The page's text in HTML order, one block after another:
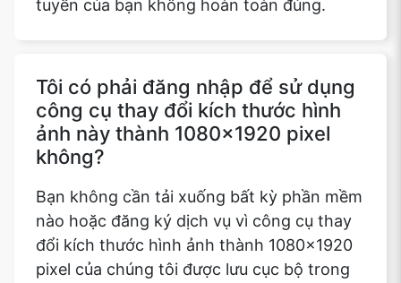
tuyến của bạn không hoàn toàn đúng.
Tôi có phải đăng nhập để sử dụng
công cụ thay đổi kích thước hình
ảnh này thành 1080x1920 pixel
không?
Bạn không cần tải xuống bất kỳ phần mềm
nào hoặc đăng ký dịch vụ vì công cụ thay
đổi kích thước hình ảnh thành 1080x1920
pixel của chúng tôi được lưu cục bộ trong